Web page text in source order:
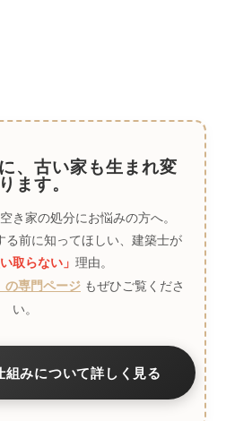
、古い家も生まれ変
ます。
き家の処分にお悩みの方へ。
前に知ってほしい、建築士が
い取らない」 理由。
の専門ページ もぜひご覧くださ
い。
みについて詳しく見る